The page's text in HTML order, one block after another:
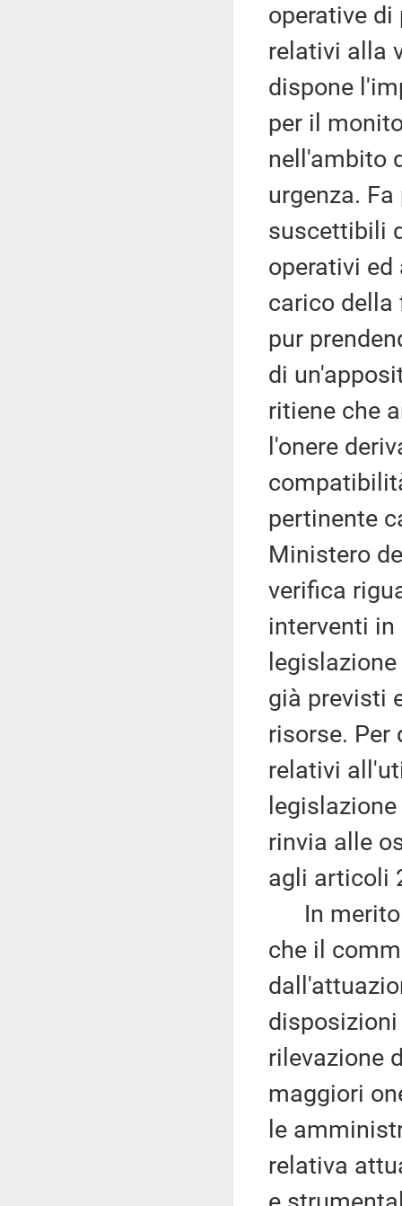
operative
relativi alla
dispone
per il
nell'ambito
urgenza.
suscettibili
operativi
carico della
pur
di
ritiene che
l'onere
pertinente
Ministero
verifica
interventi
già previsti
risorse.
relativi
rinvia alle
agli articoli
In merito
che il
rilevazione
maggiori
le
relativa